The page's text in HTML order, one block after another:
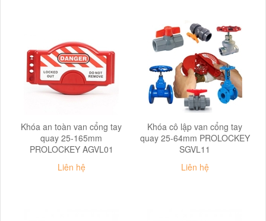
Khóa an toàn van cổng tay
quay 25-165mm
PROLOCKEY AGVL01
Liên hệ
Khóa cô lập van cổng tay
quay 25-64mm PROLOCKEY
SGVL11
Liên hệ